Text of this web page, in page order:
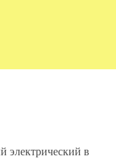
электрический в